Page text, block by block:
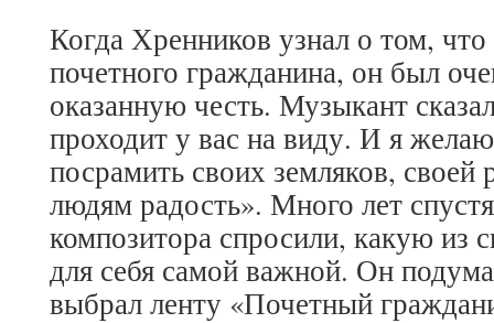
Когда Хренников узнал о том,
почетного гражданина, он был
оказанную честь. Музыкант
проходит у вас на виду. И я
посрамить своих земляков,
людям радость». Много лет
композитора спросили, какую из
для себя самой важной. Он
выбрал ленту «Почетный